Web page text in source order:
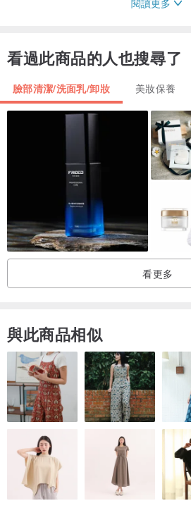
產品內容物與規格說明
品牌：AnnChen陳怡安手工皂
商品名稱：潔淨卸妝油
主要成分：葡萄籽油、橄欖油、天竺葵精
重量：200ml
保存期限：18個月
保存方法：放置於陰涼處，避免曝曬，以
安全處所，避免孩童誤食。
◆注意事項：
1. 每一顆手工皂會因花草植物生長因素
使用及品質，請以收到的實際商品為主。
2. 使用時請避開眼睛部位，若不小心接
水輕輕沖洗。
3. 使用後若有不適請即刻停止使用，並請
閱讀更多
看過此商品的人也搜尋了
臉部清潔/洗面乳/卸妝 美妝保養
看更多
與此商品相似